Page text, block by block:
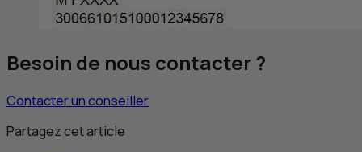
Besoin de nous contacter ?
Contacter un conseiller
Partagez cet article